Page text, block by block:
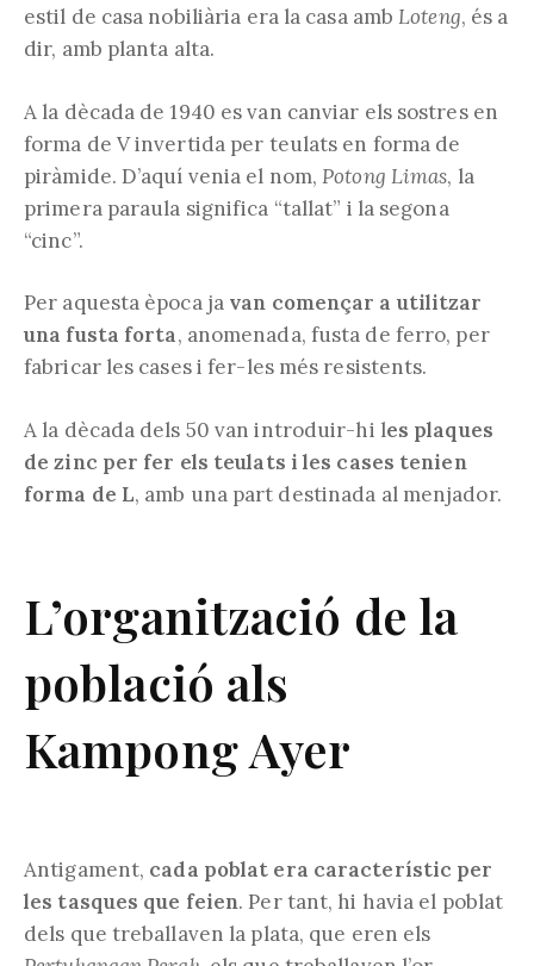
estil de casa nobiliària era la casa ambLoteng, és a
dir, amb planta alta.
A la dècada de 1940 es van canviar els sostres en
forma de V invertida per teulats en forma de
piràmide. D’aquí venia el nom,Potong Limas, la
primera paraula significa “tallat” i la segona
“cinc”.
Per aquesta època ja van començar a utilitzar
una fusta forta, anomenada, fusta de ferro, per
fabricar les cases i fer-les més resistents.
A la dècada dels 50 van introduir-hi les plaques
de zinc per fer els teulats i les cases tenien
forma de L, amb una part destinada al menjador.
L’organització de la
població als
Kampong Ayer
Antigament, cada poblat era característic per
les tasques que feien. Per tant, hi havia el poblat
dels que treballaven la plata, que eren els